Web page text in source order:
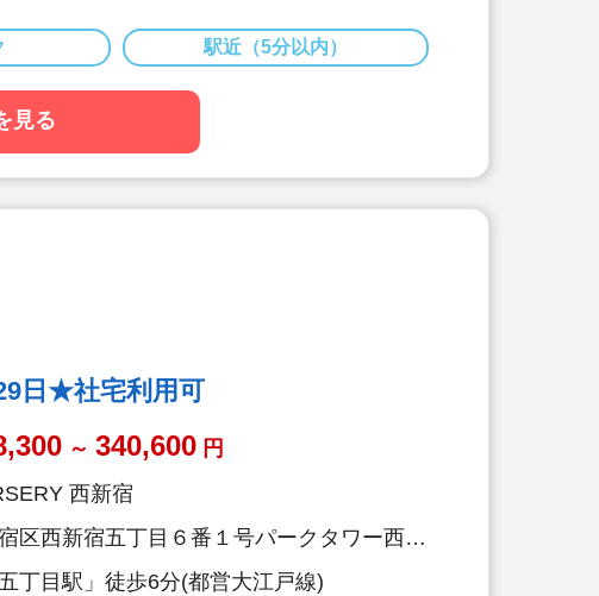
万～、賞与実績4.0ヶ月の好待遇。
手当あり。経験年数×1,000円が給与に加
♪
休の取得率100％/復帰率91.1%☆休業補償
安心の福利厚生で、長く働きたくなる環境で
駅近（5分以内）
見る
日★社宅利用可
～ 340,600 円
西新宿
区西新宿五丁目６番１号パークタワー西新
五丁目駅」徒歩6分(都営大江戸線)